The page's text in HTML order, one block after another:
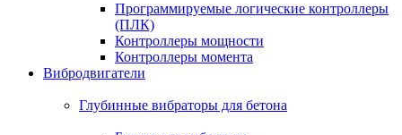
Программируемые логические контроллеры
(ПЛК)
Контроллеры мощности
Контроллеры момента
Вибродвигатели
Глубинные вибраторы для бетона